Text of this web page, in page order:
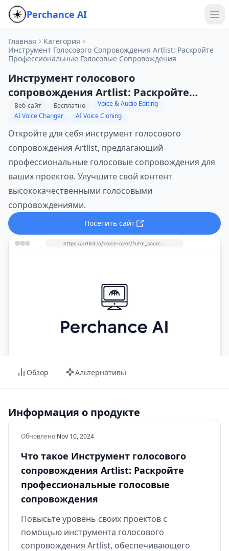
Perchance AI
Главная
Категория
Инструмент Голосового Сопровождения Artlist: Раскройте
Профессиональные Голосовые Сопровождения
Инструмент голосового
сопровождения Artlist: Раскройте
профессиональные голосовые
сопровождения
Веб-сайт Бесплатно
Voice & Audio Editing
AI Voice Changer
AI Voice Cloning
Откройте для себя инструмент голосового
сопровождения Artlist, предлагающий
профессиональные голосовые сопровождения для
ваших проектов. Улучшите свой контент
высококачественными голосовыми
сопровождениями.
Посетить сайт
Обзор Альтернативы
Информация о продукте
Обновлено:Nov 10, 2024
Что такое Инструмент голосового
сопровождения Artlist: Раскройте
профессиональные голосовые
сопровождения
Повысьте уровень своих проектов с
помощью инструмента голосового
сопровождения Artlist, обеспечивающего